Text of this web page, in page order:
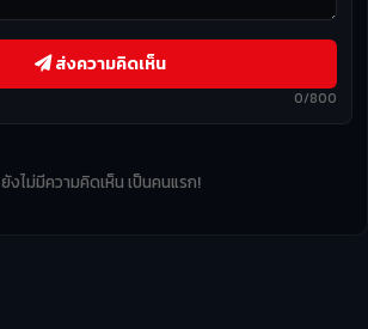
0/800
ส่งความคิดเห็น
ยังไม่มีความคิดเห็น เป็นคนแรก!